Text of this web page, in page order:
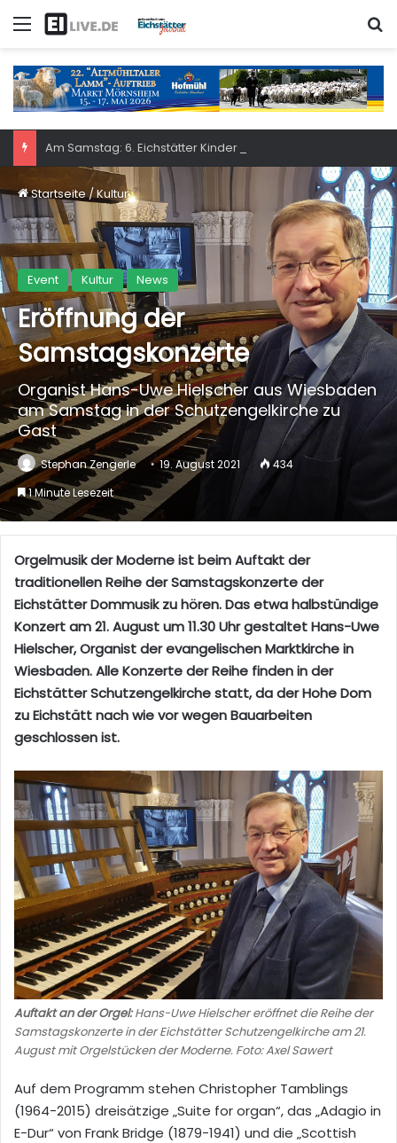
Menü
Startseite/Kultur
Event Kultur News
Eröffnung der
Samstagskonzerte
Organist Hans-Uwe Hielscher aus Wiesbaden
am Samstag in der Schutzengelkirche zu
Gast
Stephan Zengerle 19. August 2021
434
1 Minute Lesezeit
Orgelmusik der Moderne ist beim Auftakt der
traditionellen Reihe der Samstagskonzerte der
Eichstätter Dommusik zu hören. Das etwa halbstündige
Konzert am 21. August um 11.30 Uhr gestaltet Hans-Uwe
Hielscher, Organist der evangelischen Marktkirche in
Wiesbaden. Alle Konzerte der Reihe finden in der
Eichstätter Schutzengelkirche statt, da der Hohe Dom
zu Eichstätt nach wie vor wegen Bauarbeiten
geschlossen ist.
Auftakt an der Orgel:Hans-Uwe Hielscher eröffnet die Reihe der
Samstagskonzerte in der Eichstätter Schutzengelkirche am 21.
August mit Orgelstücken der Moderne. Foto: Axel Sawert
Auf dem Programm stehen Christopher Tamblings
(1964-2015) dreisätzige „Suite for organ“, das „Adagio in
E-Dur“ von Frank Bridge (1879-1941) und die „Scottish